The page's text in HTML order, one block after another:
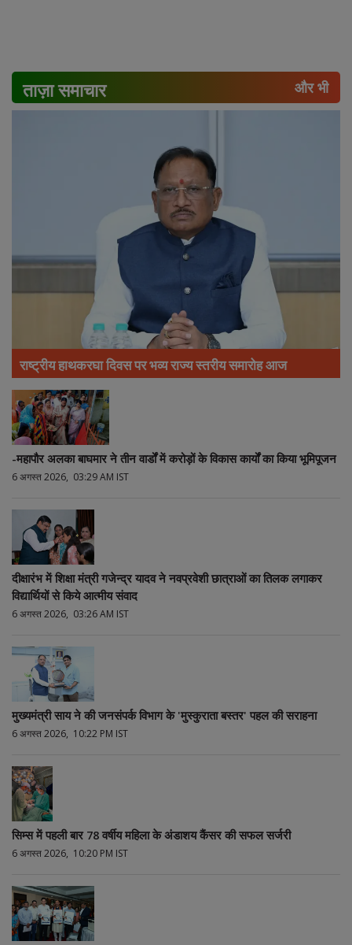
ताज़ा समाचार और भी
राष्ट्रीय हाथकरघा दिवस पर भव्य राज्य स्तरीय समारोह आज
-महापौर अलका बाघमार ने तीन वार्डों में करोड़ों के विकास कार्यों का किया भूमिपूजन
6 अगस्त 2026, 03:29 AM IST
दीक्षारंभ में शिक्षा मंत्री गजेन्द्र यादव ने नवप्रवेशी छात्राओं का तिलक लगाकर
विद्यार्थियों से किये आत्मीय संवाद
6 अगस्त 2026, 03:26 AM IST
मुख्यमंत्री साय ने की जनसंपर्क विभाग के 'मुस्कुराता बस्तर' पहल की सराहना
6 अगस्त 2026, 10:22 PM IST
सिम्स में पहली बार 78 वर्षीय महिला के अंडाशय कैंसर की सफल सर्जरी
6 अगस्त 2026, 10:20 PM IST